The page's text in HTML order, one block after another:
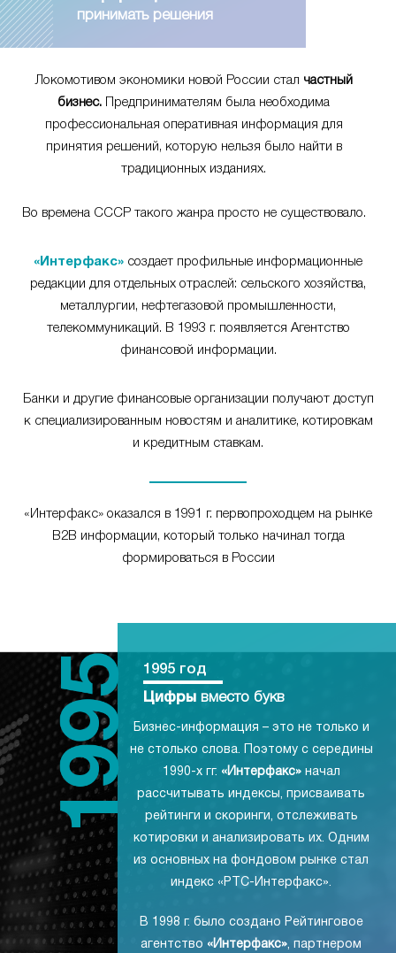
принимать решения
Локомотивом экономики новой России стал частный
бизнес. Предпринимателям была необходима
профессиональная оперативная информация для
принятия решений, которую нельзя было найти в
традиционных изданиях.
Во времена СССР такого жанра просто не существовало.
«Интерфакс» создает профильные информационные
редакции для отдельных отраслей: сельского хозяйства,
металлургии, нефтегазовой промышленности,
телекоммуникаций. В 1993 г. появляется Агентство
финансовой информации.
Банки и другие финансовые организации получают доступ
к специализированным новостям и аналитике, котировкам
и кредитным ставкам.
«Интерфакс» оказался в 1991 г. первопроходцем на рынке
B2B информации, который только начинал тогда
формироваться в России
1995 год
Цифры вместо букв
Бизнес-информация – это не только и
не столько слова. Поэтому с середины
1990-х гг. «Интерфакс»начал
рассчитывать индексы, присваивать
рейтинги и скоринги, отслеживать
котировки и анализировать их. Одним
из основных на фондовом рынке стал
индекс «РТС-Интерфакс».
В 1998 г. было создано Рейтинговое
агентство «Интерфакс», партнером